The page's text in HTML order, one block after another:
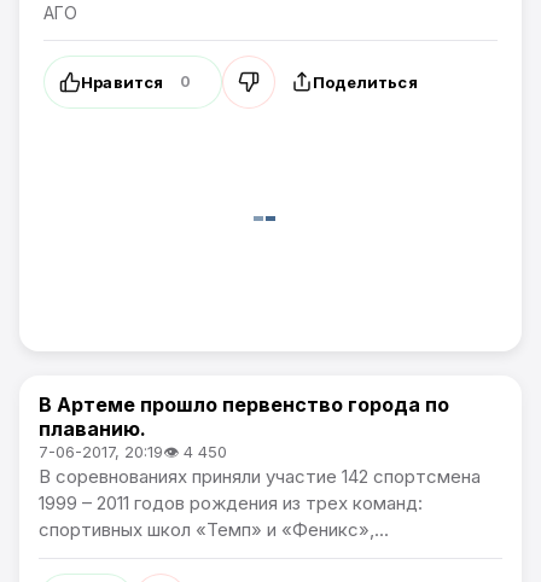
АГО
Нравится 0 Поделиться
Спорт
В Артеме прошло первенство города по
плаванию.
7-06-2017, 20:19👁 4 450
В соревнованиях приняли участие 142 спортсмена
1999 – 2011 годов рождения из трех команд:
спортивных школ «Темп» и «Феникс»,...